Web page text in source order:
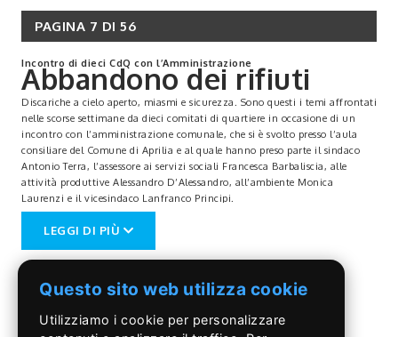
PAGINA 7 DI 56
Incontro di dieci CdQ con l’Amministrazione
Abbandono dei rifiuti
Discariche a cielo aperto, miasmi e sicurezza. Sono questi i temi affrontati
nelle scorse settimane da dieci comitati di quartiere in occasione di un
incontro con l’amministrazione comunale, che si è svolto presso l’aula
consiliare del Comune di Aprilia e al quale hanno preso parte il sindaco
Antonio Terra, l’assessore ai servizi sociali Francesca Barbaliscia, alle
attività produttive Alessandro D’Alessandro, all’ambiente Monica
Laurenzi e il vicesindaco Lanfranco Principi.
Tra i temi affrontati dai cittadini, anche l’elevato costo per la Tari che
questi dovranno sostenere.
Adriano Lemma - su alcuni problemi che ci toccano da vicino, dalle
pagamento della Tari, che si riversa sui cittadini onesti, fino ai sistemi di
delle zone non coperte attualmente dalla fibra.
LEGGI DI PIÙ
Questo sito web utilizza cookie
Utilizziamo i cookie per personalizzare